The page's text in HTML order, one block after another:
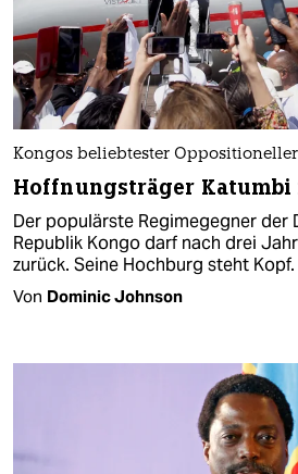
Kongos beliebtester Oppositioneller
Hoffnungsträger
Der populärste Regimegegner der
Republik Kongo darf nach drei
zurück. Seine Hochburg steht Kopf.
Von Dominic Johnson